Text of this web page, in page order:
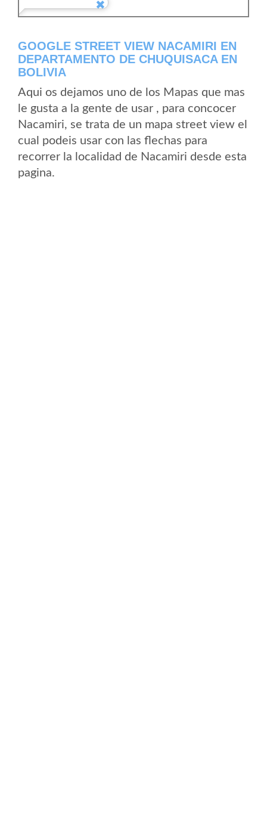
GOOGLE STREET VIEW NACAMIRI EN
DEPARTAMENTO DE CHUQUISACA EN
BOLIVIA
Aqui os dejamos uno de los Mapas que mas
le gusta a la gente de usar , para concocer
Nacamiri, se trata de un mapa street view el
cual podeis usar con las flechas para
recorrer la localidad de Nacamiri desde esta
pagina.